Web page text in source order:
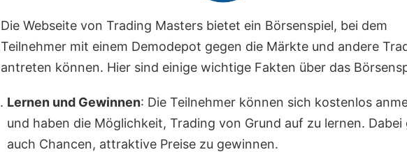
Die Webseite von Trading Masters bietet ein Börsenspiel, bei dem
Teilnehmer mit einem Demodepot gegen die Märkte und andere
antreten können. Hier sind einige wichtige Fakten über das
Lernen und Gewinnen: Die Teilnehmer können sich kostenlos
und haben die Möglichkeit, Trading von Grund auf zu lernen. Dabei
auch Chancen, attraktive Preise zu gewinnen.